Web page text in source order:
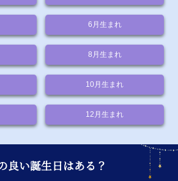
6 月生まれ
8 月生まれ
10月生まれ
12 月生まれ
良い誕生日はある？